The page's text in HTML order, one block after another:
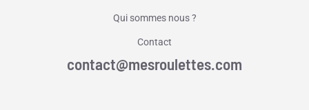
Qui sommes nous ?
Contact
contact@mesroulettes.com